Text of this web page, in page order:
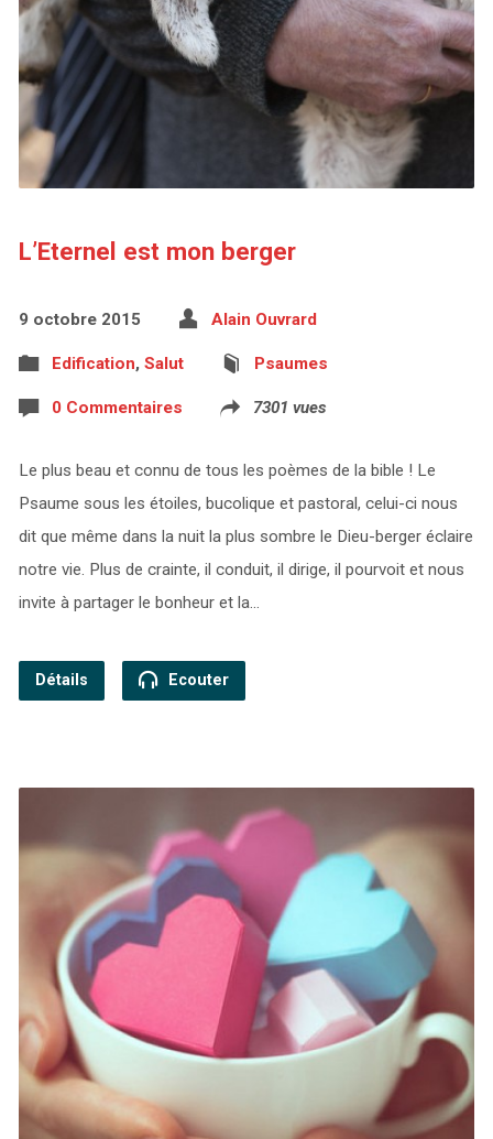
L’Eternel est mon berger
9 octobre 2015 Alain Ouvrard
Edification, Salut Psaumes
0 Commentaires 7301 vues
Le plus beau et connu de tous les poèmes de la bible ! Le
Psaume sous les étoiles, bucolique et pastoral, celui-ci nous
dit que même dans la nuit la plus sombre le Dieu-berger éclaire
notre vie. Plus de crainte, il conduit, il dirige, il pourvoit et nous
invite à partager le bonheur et la…
Détails Ecouter